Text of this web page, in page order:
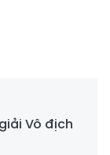
Vô địch